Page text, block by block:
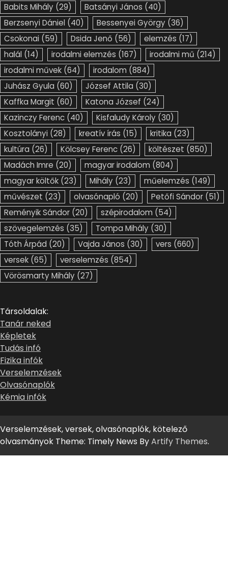
Babits Mihály (29) Batsányi János (40)
Berzsenyi Dániel (40) Bessenyei György (36)
Csokonai (59) Dsida Jenő (56) elemzés (17)
halál (14) irodalmi elemzés (167) irodalmi mű (214)
irodalmi művek (64) irodalom (884)
Juhász Gyula (60) József Attila (30)
Kaffka Margit (60) Katona József (24)
Kazinczy Ferenc (40) Kisfaludy Károly (30)
Kosztolányi (28) kreatív írás (15) kritika (23)
kultúra (26) Kölcsey Ferenc (26) költészet (850)
Madách Imre (20) magyar irodalom (804)
magyar költők (23) Mihály (23) műelemzés (149)
művészet (23) olvasónapló (20) Petőfi Sándor (51)
Reményik Sándor (20) szépirodalom (54)
szövegelemzés (35) Tompa Mihály (30)
Tóth Árpád (20) Vajda János (30) vers (660)
versek (65) verselemzés (854)
Vörösmarty Mihály (27)
Társoldalak:
Tanár neked
Képletek
Tudás infó
Fizika infók
Verselemzések
Olvasónaplók
Kémia infók
Verselemzések, versek, olvasónaplók, kötelező
olvasmányok Theme: Timely News ByArtify Themes.